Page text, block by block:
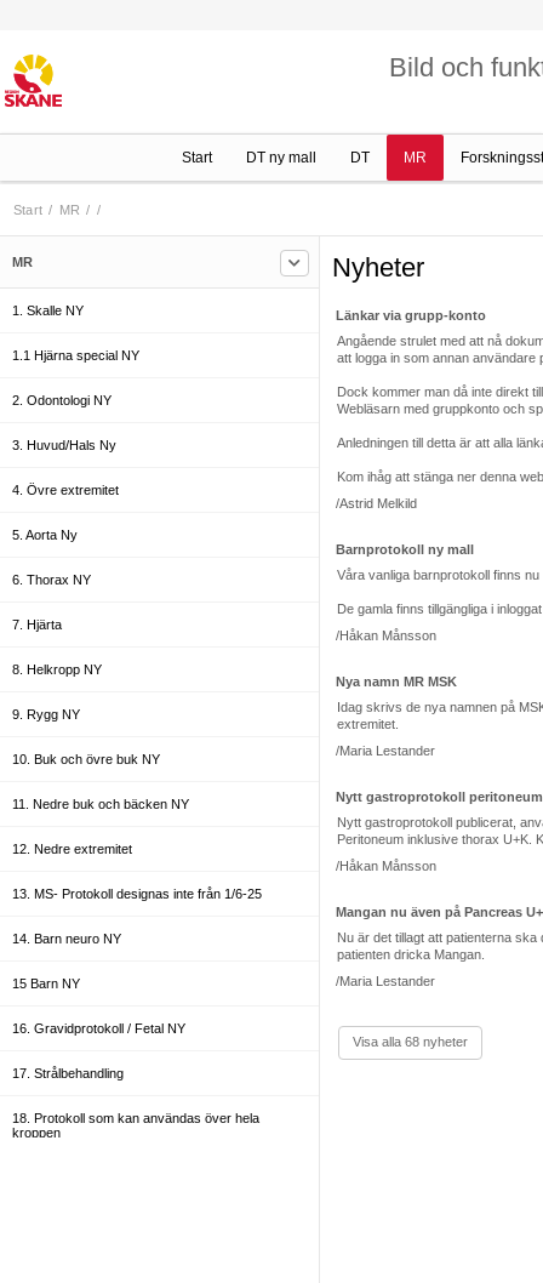
Bild och
Start DT ny mall DT MR
Start / MR / /
MR
1. Skalle NY
1.1 Hjärna special NY
2. Odontologi NY
3. Huvud/Hals Ny
4. Övre extremitet
5. Aorta Ny
6. Thorax NY
7. Hjärta
8. Helkropp NY
9. Rygg NY
10. Buk och övre buk NY
11. Nedre buk och bäcken NY
12. Nedre extremitet
13. MS- Protokoll designas inte från 1/6-25
14. Barn neuro NY
15 Barn NY
16. Gravidprotokoll / Fetal NY
17. Strålbehandling
18. Protokoll som kan användas över hela
kroppen
Nyheter
Länkar via grupp-konto
Angående strulet med att nå
att logga in som annan
Dock kommer man då inte direkt
Webläsarn med gruppkonto och
Anledningen till detta är att alla
Kom ihåg att stänga ner denna
/Astrid Melkild
Barnprotokoll ny mall
Våra vanliga barnprotokoll finns
De gamla finns tillgängliga i
/Håkan Månsson
Nya namn MR MSK
Idag skrivs de nya namnen på
extremitet.
/Maria Lestander
Nytt gastroprotokoll peritoneum
Nytt gastroprotokoll publicerat,
Peritoneum inklusive thorax U+K.
/Håkan Månsson
Mangan nu även på Pancreas
Nu är det tillagt att patienterna
patienten dricka Mangan.
/Maria Lestander
Visa alla 68 nyheter